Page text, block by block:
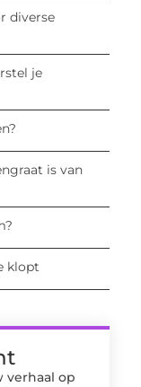
diverse
je
is van
klopt
verhaal op